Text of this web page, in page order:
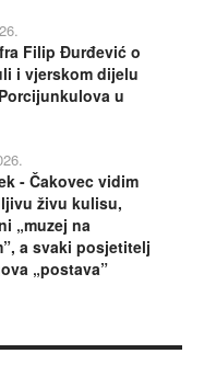
Filip Đurđević o
i vjerskom dijelu
u
- Čakovec vidim
živu kulisu,
„muzej na
a svaki posjetitelj
„postava”